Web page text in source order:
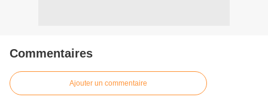
Commentaires
Ajouter un commentaire